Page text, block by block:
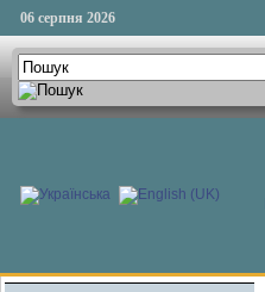
06 серпня 2026